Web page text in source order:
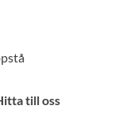
till oss